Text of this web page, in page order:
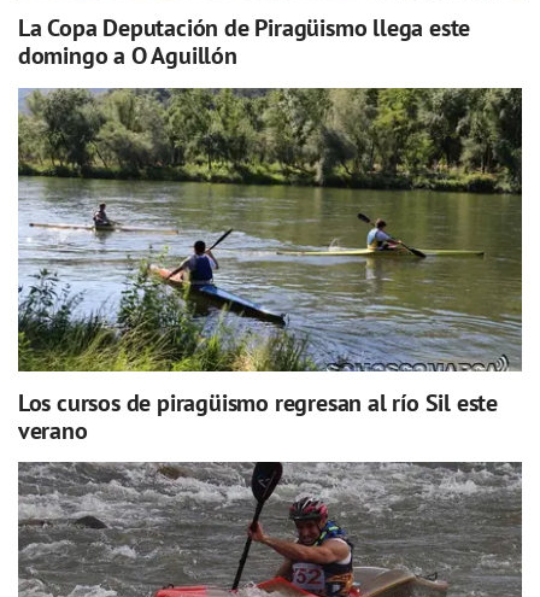
La Copa Deputación de Piragüismo llega este
domingo a O Aguillón
Los cursos de piragüismo regresan al río Sil este
verano